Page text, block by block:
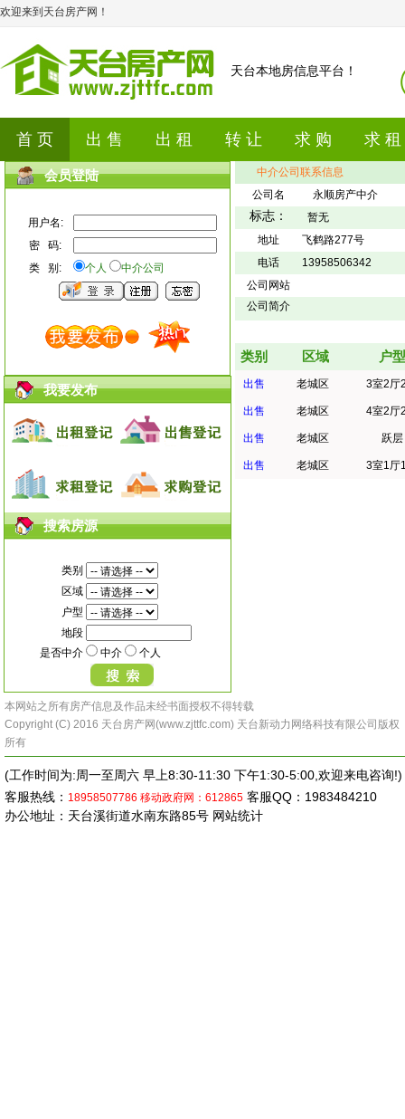
欢迎来到天台房产网！
天台本地房信息平台！
首 页 出 售 出 租 转 让 求 购 求 租
会员登陆
用户名:
密 码:
类 别:
个人 中介公司
我要发布
搜索房源
类别
区域
户型
地段
是否中介
中介 个人
中介公司联系信息
公司名
永顺房产中介
标志：
暂无
地址
飞鹤路277号
电话
13958506342
公司网站
公司简介
类别 区域 户型
出售 老城区 3室2厅
出售 老城区 4室2厅
出售 老城区 跃层
出售 老城区 3室1厅
本网站之所有房产信息及作品未经书面授权不得转载
Copyright (C) 2016 天台房产网(www.zjttfc.com) 天台新动力网络科技有限公司版权
所有
(工作时间为:周一至周六 早上8:30-11:30 下午1:30-5:00,欢迎来电咨询!)
客服热线： 18958507786 移动政府网：612865 客服QQ：1983484210
办公地址：天台溪街道水南东路85号 网站统计